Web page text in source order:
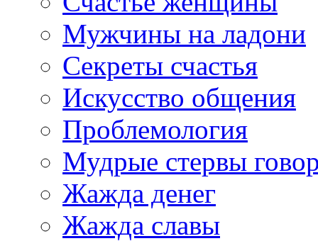
Мужчины на ладони
Секреты счастья
Искусство общения
Проблемология
Мудрые стервы
Жажда денег
Жажда славы